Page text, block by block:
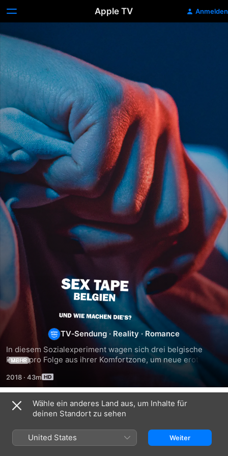
Apple TV Anmelden
Sex
Tape
Belgien
-
Und
wie
machen
TV‑Sendung · Reality · Romance
In diesem Sozialexperiment wagen sich drei belgische
Paare pro Folge aus ihrer Komfortzone, um neue erotische
sich in sämtlichen Lebenslagen - im Alltag, bei Reibereien
und in intimsten Momenten.
MEHR
2018 · 43m
Staffel 1
Wähle ein anderes Land aus, um Inhalte für
deinen Standort zu sehen
United States Weiter